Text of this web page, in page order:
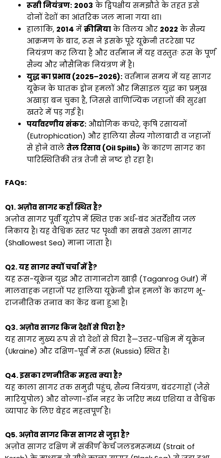
रूसी नियंत्रण: 2003 के द्विपक्षीय समझौते के तहत इसे
दोनों देशों का आंतरिक जल माना गया था।
हालांकि, 2014 में क्रीमियाके विलय और 2022 के सैन्य
आक्रमण के बाद, रूस ने इसके पूरे यूक्रेनी तटरेखा पर
नियंत्रण कर लिया है और वर्तमान में यह वस्तुतः रूस के पूर्ण
सैन्य और नौसैनिक नियंत्रण में है।
युद्ध का प्रभाव (2025–2026):वर्तमान समय में यह सागर
यूक्रेन के घातक ड्रोन हमलों और मिसाइल युद्ध का प्रमुख
अखाड़ा बन चुका है, जिससे वाणिज्यिक जहाजों की सुरक्षा
खतरे में पड़ गई है।
पर्यावरणीय संकट:औद्योगिक कचरे, कृषि रसायनों
(Eutrophication) और हालिया सैन्य गोलाबारी व जहाजों
से होने वाले तेल रिसाव (Oil Spills) के कारण सागर का
पारिस्थितिकी तंत्र तेजी से नष्ट हो रहा है।
FAQs:
Q1. अज़ोव सागर कहाँ स्थित है?
अज़ोव सागर पूर्वी यूरोप में स्थित एक अर्ध-बंद अंतर्देशीय जल
निकाय है। यह वैश्विक स्तर पर पृथ्वी का सबसे उथला सागर
(Shallowest Sea) माना जाता है।
Q2. यह सागर क्यों चर्चा में है?
यह रूस-यूक्रेन युद्ध और तागानरोग खाड़ी (Taganrog Gulf) में
मालवाहक जहाजों पर हालिया यूक्रेनी ड्रोन हमलों के कारण भू-
राजनीतिक तनाव का केंद्र बना हुआ है।
Q3. अज़ोव सागर किन देशों से घिरा है?
यह सागर मुख्य रूप से दो देशों से घिरा है—उत्तर-पश्चिम में यूक्रेन
(Ukraine) और दक्षिण-पूर्व में रूस (Russia) स्थित है।
Q4. इसका रणनीतिक महत्व क्या है?
यह काला सागर तक समुद्री पहुंच, सैन्य नियंत्रण, बंदरगाहों (जैसे
मारियुपोल) और वोल्गा-डॉन नहर के जरिए मध्य एशिया व वैश्विक
व्यापार के लिए बेहद महत्वपूर्ण है।
Q5. अज़ोव सागर किस सागर से जुड़ा है?
अज़ोव सागर दक्षिण में संकीर्ण केर्च जलडमरूमध्य (Strait of